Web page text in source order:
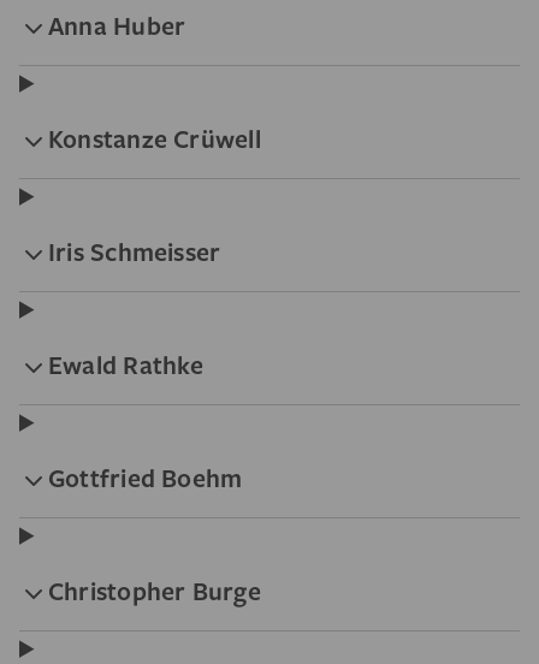
Anna Huber
Konstanze Crüwell
Iris Schmeisser
Ewald Rathke
Gottfried Boehm
Christopher Burge